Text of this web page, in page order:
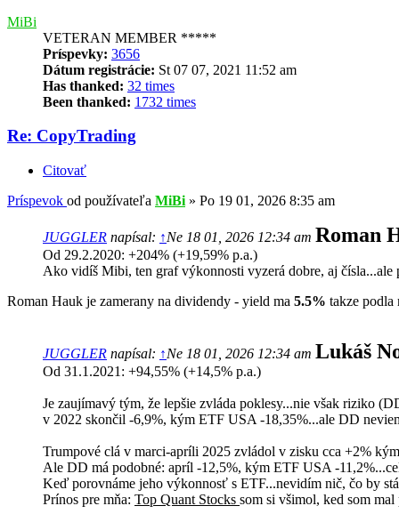
MiBi
VETERAN MEMBER *****
Príspevky: 3656
Dátum registrácie: St 07 07, 2021 11:52 am
Has thanked: 32 times
Been thanked: 1732 times
Re: CopyTrading
Citovať
Príspevok od používateľa MiBi » Po 19 01, 2026 8:35 am
JUGGLER napísal: ↑Ne 18 01, 2026 12:34 am Roman
Od 29.2.2020: +204% (+19,59% p.a.)
Ako vidíš Mibi, ten graf výkonnosti vyzerá dobre, aj
Roman Hauk je zamerany na dividendy - yield ma 5.5% takze podla
JUGGLER napísal: ↑Ne 18 01, 2026 12:34 am Lukáš
Od 31.1.2021: +94,55% (+14,5% p.a.)
Je zaujímavý tým, že lepšie zvláda poklesy...nie však riziko
v 2022 skončil -6,9%, kým ETF USA -18,35%...ale DD
Trumpové clá v marci-apríli 2025 zvládol v zisku cca +2%
Ale DD má podobné: apríl -12,5%, kým ETF USA -
Keď porovnáme jeho výkonnosť s ETF...nevidím nič, čo by
Prínos pre mňa: Top Quant Stocks som si všimol, ked som